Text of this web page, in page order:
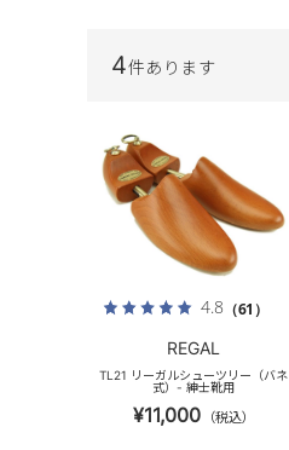
4件あります
4.8 （61）
REGAL
TL21 リーガルシューツリー（バネ
式）- 紳士靴用
¥11,000 （税込）